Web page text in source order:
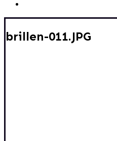
brillen-011.JPG